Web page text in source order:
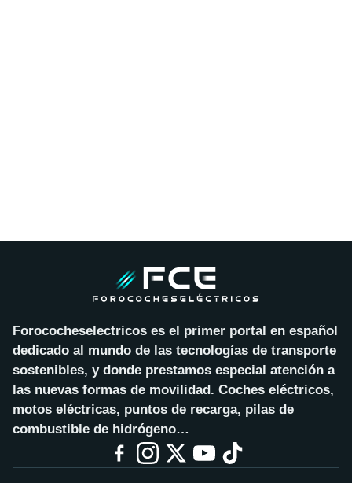
Forococheselectricos es el primer portal en español
dedicado al mundo de las tecnologías de transporte
sostenibles, y donde prestamos especial atención a
las nuevas formas de movilidad. Coches eléctricos,
motos eléctricas, puntos de recarga, pilas de
combustible de hidrógeno…